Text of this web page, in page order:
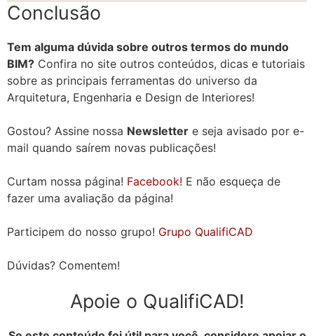
Conclusão
Tem alguma dúvida sobre outros termos do mundo
BIM? Confira no site outros conteúdos, dicas e tutoriais
sobre as principais ferramentas do universo da
Arquitetura, Engenharia e Design de Interiores!
Gostou? Assine nossa Newsletter e seja avisado por e-
mail quando saírem novas publicações!
Curtam nossa página! Facebook! E não esqueça de
fazer uma avaliação da página!
Participem do nosso grupo! Grupo QualifiCAD
Dúvidas? Comentem!
Apoie o QualifiCAD!